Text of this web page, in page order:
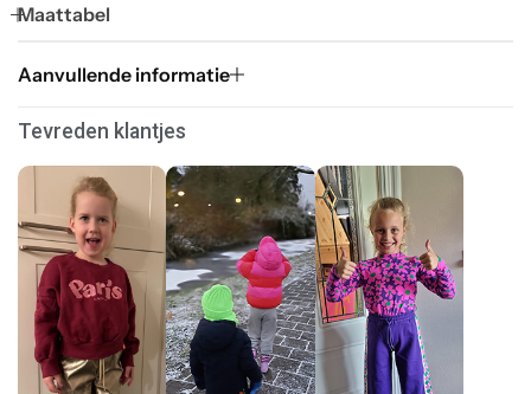
Maattabel
Aanvullende informatie
Tevreden klantjes